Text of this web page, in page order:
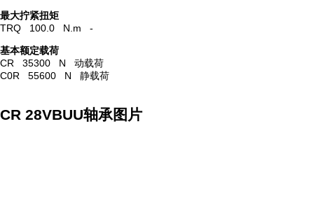
最大拧紧扭矩
TRQ 100.0 N.m -
基本额定载荷
CR 35300 N 动载荷
C0R 55600 N 静载荷
CR 28VBUU轴承图片